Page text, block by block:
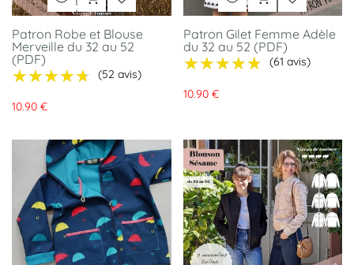
Patron Robe et Blouse
Merveille du 32 au 52
(PDF)
★★★★★
★★★★★ (52 avis)
10.90 €
Patron Gilet Femme Adèle
du 32 au 52 (PDF)
★★★★★
★★★★★ (61 avis)
10.90 €